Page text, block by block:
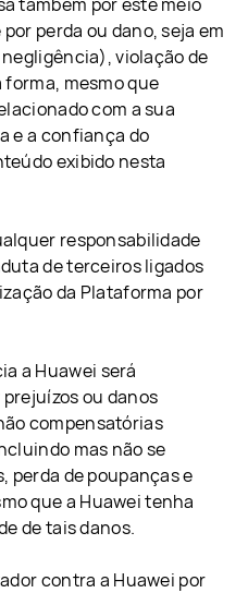
perda ou dano, seja em
violação de
mesmo que
com a sua
e a confiança do
exibido nesta
responsabilidade
de terceiros ligados
da Plataforma por
a Huawei será
ou danos
compensatórias
mas não se
perda de poupanças e
que a Huawei tenha
de tais danos.
contra a Huawei por